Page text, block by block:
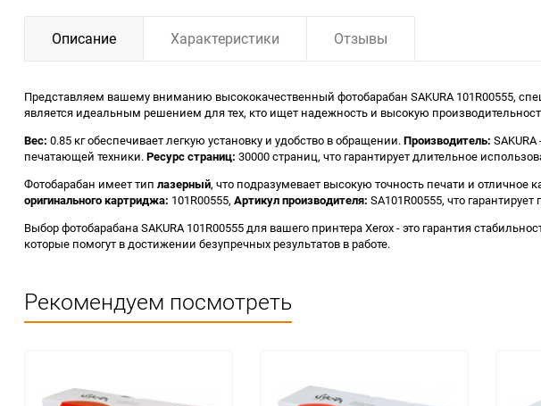
Описание Характеристики Отзывы
Представляем вашему вниманию высококачественный фотобарабан SAKURA 101R00555,
является идеальным решением для тех, кто ищет надежность и высокую
Вес: 0.85 кг обеспечивает легкую установку и удобство в обращении.Производитель:
печатающей техники.Ресурс страниц: 30000 страниц, что гарантирует длительное
Фотобарабан имеет тип лазерный, что подразумевает высокую точность печати и отличное
оригинального картриджа: 101R00555, Артикул производителя: SA101R00555, что
Выбор фотобарабана SAKURA 101R00555 для вашего принтера Xerox - это гарантия
которые помогут в достижении безупречных результатов в работе.
Рекомендуем посмотреть